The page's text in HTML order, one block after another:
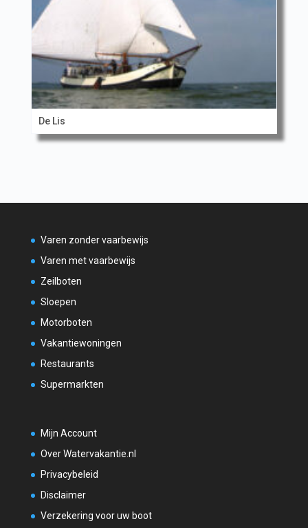
De Lis
Varen zonder vaarbewijs
Varen met vaarbewijs
Zeilboten
Sloepen
Motorboten
Vakantiewoningen
Restaurants
Supermarkten
Mijn Account
Over Watervakantie.nl
Privacybeleid
Disclaimer
Verzekering voor uw boot